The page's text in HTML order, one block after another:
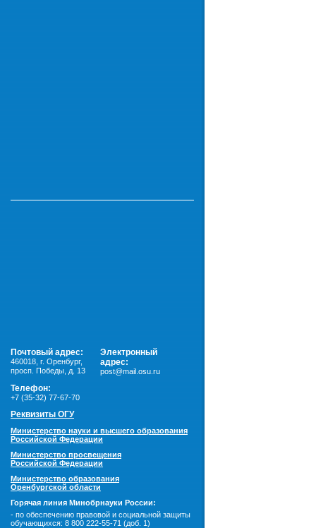
Почтовый адрес:
460018 г. Оренбург,
просп. Победы, д. 13
Электронный
адрес:
post@mail.osu.ru
Телефон:
+7 (35-32) 77-67-70
Реквизиты ОГУ
Министерство науки и высшего образования
Российской Федерации
Министерство просвещения
Российской Федерации
Министерство образования
Оренбургской области
Горячая линия Минобрнауки России:
- по обеспечению правовой и социальной защиты
обучающихся: 8 800 222-55-71 (доб. 1)